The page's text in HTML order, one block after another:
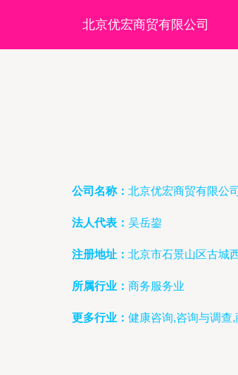
北京优宏商贸有限公司
公司名称： 北京优宏商贸有限公司
法人代表： 吴岳鋆
注册地址： 北京市石景山区古城
所属行业： 商务服务业
更多行业： 健康咨询,咨询与调查